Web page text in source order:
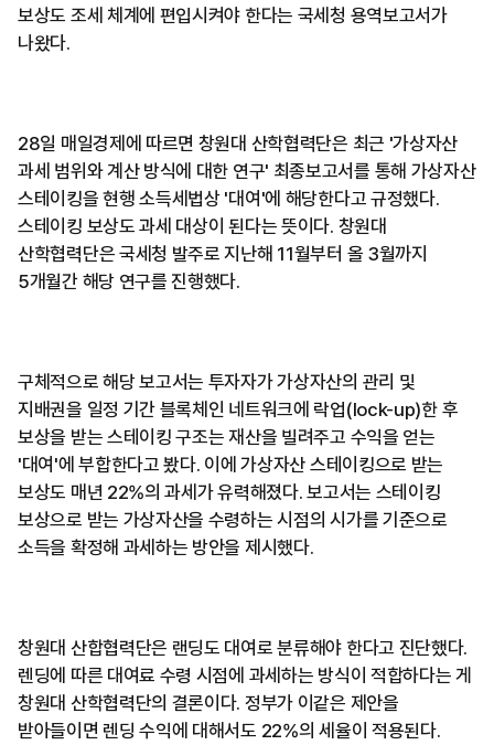
보상도 조세 체계에 편입시켜야 한다는 국세청 용역보고서가
나왔다.
28일 매일경제에 따르면 창원대 산학협력단은 최근 '가상자산
과세 범위와 계산 방식에 대한 연구' 최종보고서를 통해 가상자산
스테이킹을 현행 소득세법상 '대여'에 해당한다고 규정했다.
스테이킹 보상도 과세 대상이 된다는 뜻이다. 창원대
산학협력단은 국세청 발주로 지난해 11월부터 올 3월까지
5개월간 해당 연구를 진행했다.
구체적으로 해당 보고서는 투자자가 가상자산의 관리 및
지배권을 일정 기간 블록체인 네트워크에 락업(lock-up)한 후
보상을 받는 스테이킹 구조는 재산을 빌려주고 수익을 얻는
'대여'에 부합한다고 봤다. 이에 가상자산 스테이킹으로 받는
보상도 매년 22%의 과세가 유력해졌다. 보고서는 스테이킹
보상으로 받는 가상자산을 수령하는 시점의 시가를 기준으로
소득을 확정해 과세하는 방안을 제시했다.
창원대 산합협력단은 랜딩도 대여로 분류해야 한다고 진단했다.
렌딩에 따른 대여료 수령 시점에 과세하는 방식이 적합하다는 게
창원대 산학협력단의 결론이다. 정부가 이같은 제안을
받아들이면 렌딩 수익에 대해서도 22%의 세율이 적용된다.